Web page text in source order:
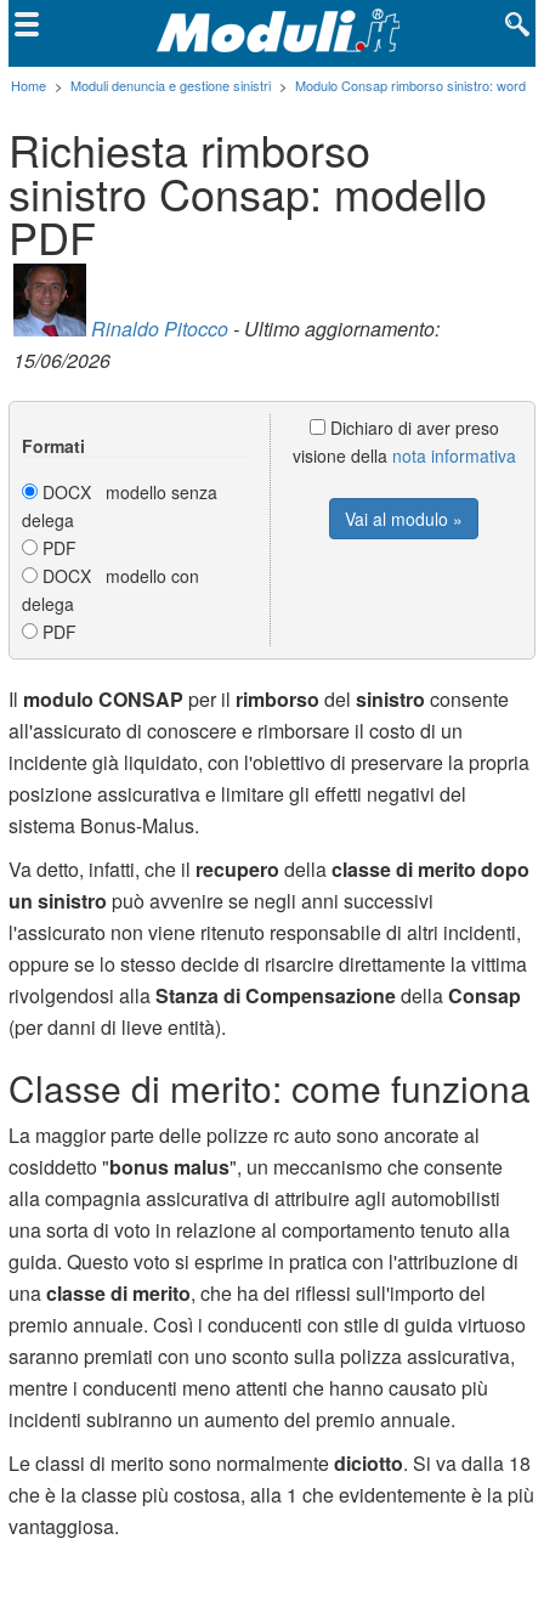
Home > Moduli denuncia e gestione sinistri > Modulo Consap rimborso sinistro: word
Richiesta rimborso
sinistro Consap: modello
PDF
Rinaldo Pitocco- Ultimo aggiornamento:
15/06/2026
Formati
DOCX modello senza
delega
PDF
DOCX modello con
delega
PDF
Dichiaro di aver preso
visione della nota informativa
Vai al modulo »
Il modulo CONSAP per il rimborsodelsinistroconsente
all'assicurato di conoscere e rimborsare il costo di un
incidente già liquidato, con l'obiettivo di preservare la propria
posizione assicurativa e limitare gli effetti negativi del
sistema Bonus-Malus.
Va detto, infatti, che il recupero dellaclasse di merito dopo
un sinistro può avvenire se negli anni successivi
l'assicurato non viene ritenuto responsabile di altri incidenti,
oppure se lo stesso decide di risarcire direttamente la vittima
rivolgendosi allaStanza di CompensazionedellaConsap
(per danni di lieve entità).
Classe di merito: come funziona
La maggior parte delle polizze rc auto sono ancorate al
cosiddetto "bonus malus", un meccanismo che consente
alla compagnia assicurativa di attribuire agli automobilisti
una sorta di voto in relazione al comportamento tenuto alla
guida. Questo voto si esprime in pratica con l'attribuzione di
unaclasse di merito, che ha dei riflessi sull'importo del
premio annuale. Così i conducenti con stile di guida virtuoso
saranno premiati con uno sconto sulla polizza assicurativa,
mentre i conducenti meno attenti che hanno causato più
incidenti subiranno un aumento del premio annuale.
Le classi di merito sono normalmentediciotto. Si va dalla 18
che è la classe più costosa, alla 1 che evidentemente è la più
vantaggiosa.